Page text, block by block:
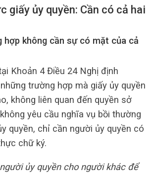
giấy ủy quyền: Cần có cả hai
hợp không cần sự có mặt của cả
Khoản 4 Điều 24 Nghị định
trường hợp mà giấy ủy quyền
không liên quan đến quyền sở
yêu cầu nghĩa vụ bồi thường
quyền, chỉ cần người ủy quyền có
chữ ký.
ủy quyền cho người khác để